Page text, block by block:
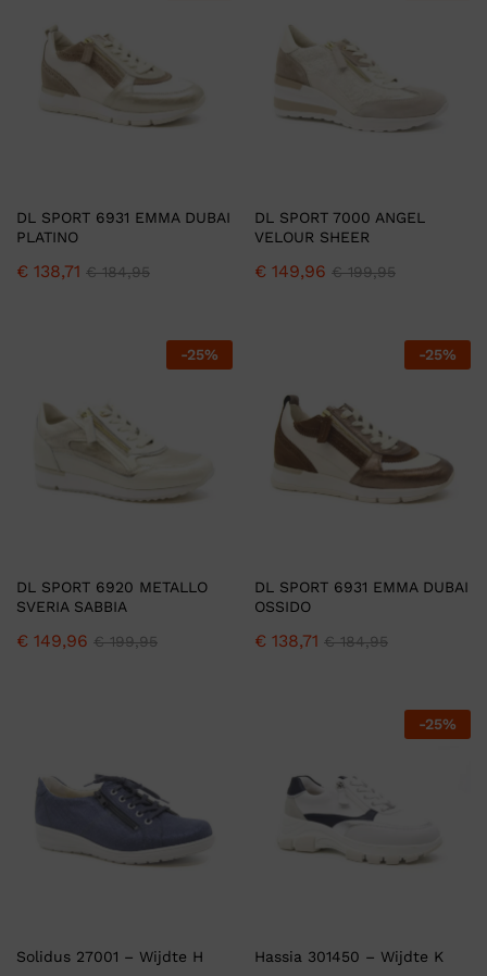
DL SPORT 6931 EMMA DUBAI
PLATINO
€ 138,71 €184,95
DL SPORT 7000 ANGEL
VELOUR SHEER
€ 149,96 €199,95
-25%
DL SPORT 6920 METALLO
SVERIA SABBIA
€ 149,96 €199,95
-25%
DL SPORT 6931 EMMA DUBAI
OSSIDO
€ 138,71 €184,95
Solidus 27001 – Wijdte H
-25%
Hassia 301450 – Wijdte K